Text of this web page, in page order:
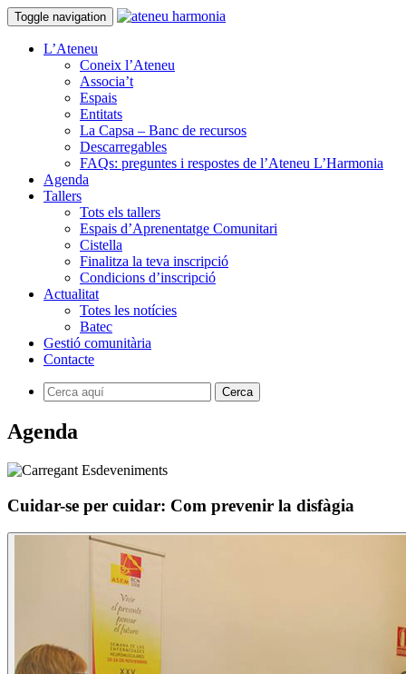
Toggle navigation
L’Ateneu
Coneix l’Ateneu
Associa’t
Espais
Entitats
La Capsa – Banc de recursos
Descarregables
FAQs: preguntes i respostes de l’Ateneu L’Harmonia
Agenda
Tallers
Tots els tallers
Espais d’Aprenentatge Comunitari
Cistella
Finalitza la teva inscripció
Condicions d’inscripció
Actualitat
Totes les notícies
Batec
Gestió comunitària
Contacte
Agenda
Cuidar-se per cuidar: Com prevenir la disfàgia